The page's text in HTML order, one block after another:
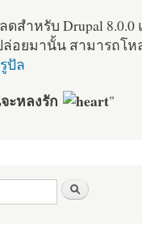
สำหรับ Drupal
อยมานั้น สามารถโ
ปัล
ะหลงรัก "